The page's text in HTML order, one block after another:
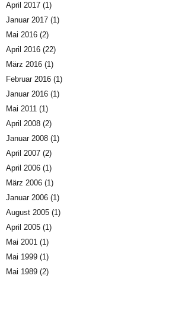
April 2017 (1)
Januar 2017 (1)
Mai 2016 (2)
April 2016 (22)
März 2016 (1)
Februar 2016 (1)
Januar 2016 (1)
Mai 2011 (1)
April 2008 (2)
Januar 2008 (1)
April 2007 (2)
April 2006 (1)
März 2006 (1)
Januar 2006 (1)
August 2005 (1)
April 2005 (1)
Mai 2001 (1)
Mai 1999 (1)
Mai 1989 (2)